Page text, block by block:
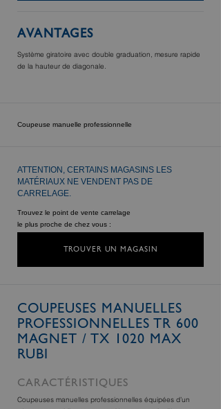
AVANTAGES
Système giratoire avec double graduation, mesure rapide
de la hauteur de diagonale.
Coupeuse manuelle professionnelle
ATTENTION, CERTAINS MAGASINS LES
MATÉRIAUX NE VENDENT PAS DE
CARRELAGE.
Trouvez le point de vente carrelage
le plus proche de chez vous :
TROUVER UN MAGASIN
COUPEUSES MANUELLES
PROFESSIONNELLES TR 600
MAGNET / TX 1020 MAX
RUBI
CARACTÉRISTIQUES
Coupeuses manuelles professionnelles équipées d’un